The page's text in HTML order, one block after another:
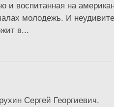
и воспитанная на
молодежь. И
в...
Сергей Георгиевич.